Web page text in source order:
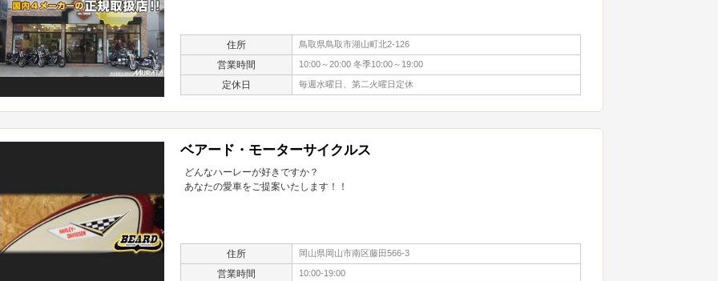
住所 鳥取県鳥取市湖山町北2-126
営業時間 10:00～20:00 冬季10:00～19:00
定休日 毎週水曜日、第二火曜日定休
ベアード・モーターサイクルス
どんなハーレーが好きですか？
あなたの愛車をご提案いたします！！
住所 岡山県岡山市南区藤田566-3
営業時間 10:00-19:00